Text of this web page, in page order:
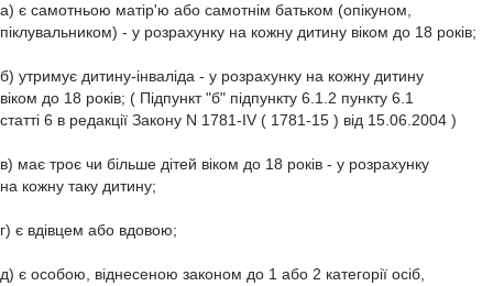
а) є самотньою матір'ю або самотнім батьком (опікуном,
піклувальником) - у розрахунку на кожну дитину віком до 18 років;
б) утримує дитину-інваліда - у розрахунку на кожну дитину
віком до 18 років; ( Підпункт "б" підпункту 6.1.2 пункту 6.1
статті 6 в редакції Закону N 1781-IV ( 1781-15 ) від 15.06.2004 )
в) має троє чи більше дітей віком до 18 років - у розрахунку
на кожну таку дитину;
г) є вдівцем або вдовою;
д) є особою, віднесеною законом до 1 або 2 категорії осіб,